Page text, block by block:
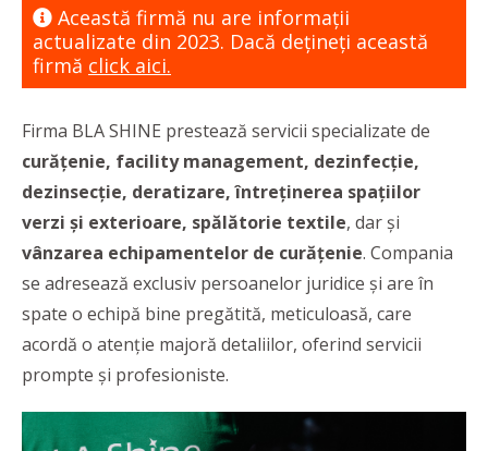
Această firmă nu are informaţii
actualizate din 2023. Dacă dețineți această
firmă click aici.
Firma BLA SHINE prestează servicii specializate de
curățenie, facility management, dezinfecție,
dezinsecție, deratizare, întreținerea spațiilor
verzi și exterioare, spălătorie textile, dar și
vânzarea echipamentelor de curățenie. Compania
se adresează exclusiv persoanelor juridice și are în
spate o echipă bine pregătită, meticuloasă, care
acordă o atenție majoră detaliilor, oferind servicii
prompte și profesioniste.